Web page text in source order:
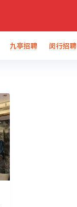
九亭招聘 闵行招聘